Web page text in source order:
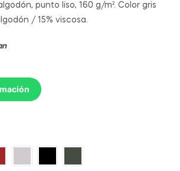
punto liso, 160 g/m². Color gris
/ 15% viscosa.